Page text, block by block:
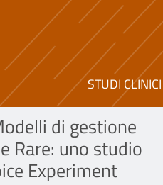
(SELNET)
STUDI CLINICI
di gestione
Rare: uno studio
Experiment